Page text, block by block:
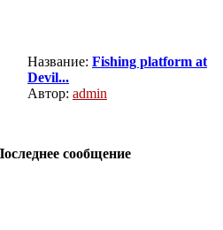
Название: Fishing platform at
Devil...
Автор: admin
сообщение